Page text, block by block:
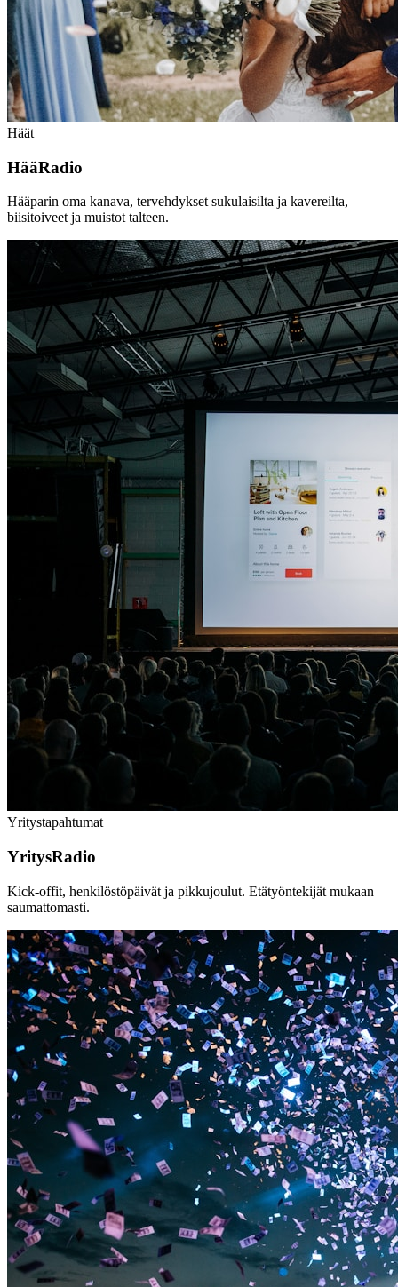
Häät
HääRadio
Hääparin oma kanava, tervehdykset sukulaisilta ja kavereilta,
biisitoiveet ja muistot talteen.
Yritystapahtumat
YritysRadio
Kick-offit, henkilöstöpäivät ja pikkujoulut. Etätyöntekijät mukaan
saumattomasti.